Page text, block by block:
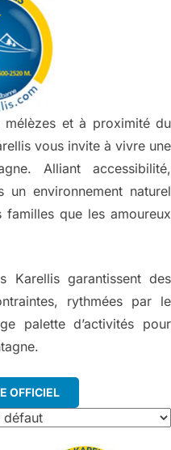
et à proximité du
vous invite à vivre une
Alliant accessibilité,
environnement naturel
que les amoureux
Karellis garantissent des
rythmées par le
palette d’activités pour
OFFICIEL